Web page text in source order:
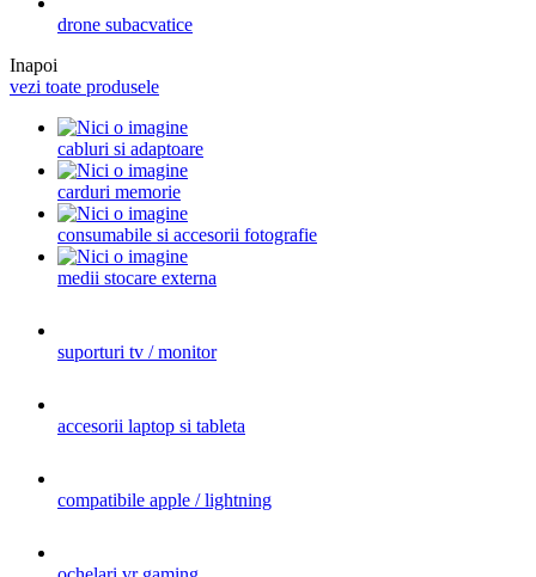
drone subacvatice
Inapoi
vezi toate produsele
cabluri si adaptoare
carduri memorie
consumabile si accesorii fotografie
medii stocare externa
suporturi tv / monitor
accesorii laptop si tableta
compatibile apple / lightning